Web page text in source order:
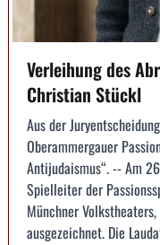
Verleihung des
Christian Stückl
Aus der
Oberammergauer
Antijudaismus“. -- Am
Spielleiter der
Münchner
ausgezeichnet. Die